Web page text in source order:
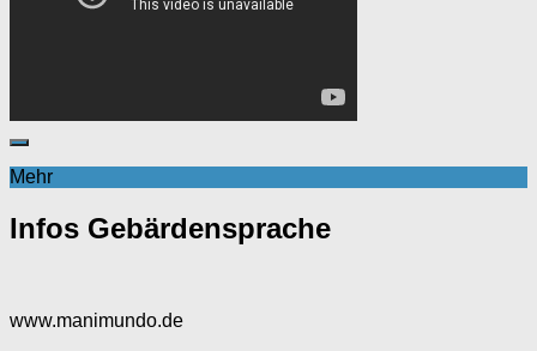
Mehr
Infos Gebärdensprache
www.manimundo.de